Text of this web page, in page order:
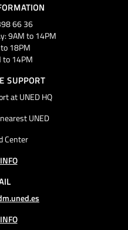
66 36
9AM to 14PM
18PM
to 14PM
SUPPORT
at UNED HQ
UNED
Center